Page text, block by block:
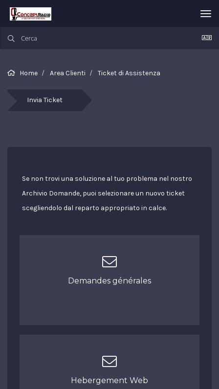
Home Area Clienti Ticket di Assistenza
Invia Ticket
Se non trovi una soluzione al tuo problema nel nostro
Archivio Domande, puoi selezionare un nuovo ticket
scegliendolo dal reparto appropriato in calce.
Demandes générales
Hebergement Web